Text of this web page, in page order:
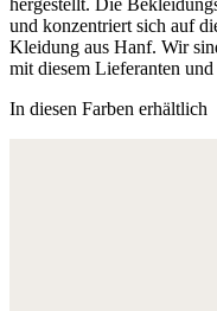
und konzentriert sich auf
Kleidung aus Hanf. Wir
mit diesem Lieferanten und
In diesen Farben erhältlich